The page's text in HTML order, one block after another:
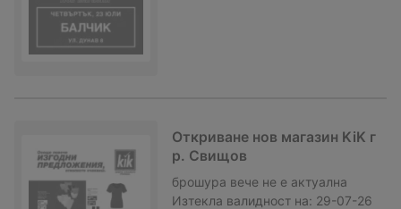
Откриване нов магазин KiK г
р. Свищов
брошура вече не е актуална
Изтекла валидност на: 29-07-26